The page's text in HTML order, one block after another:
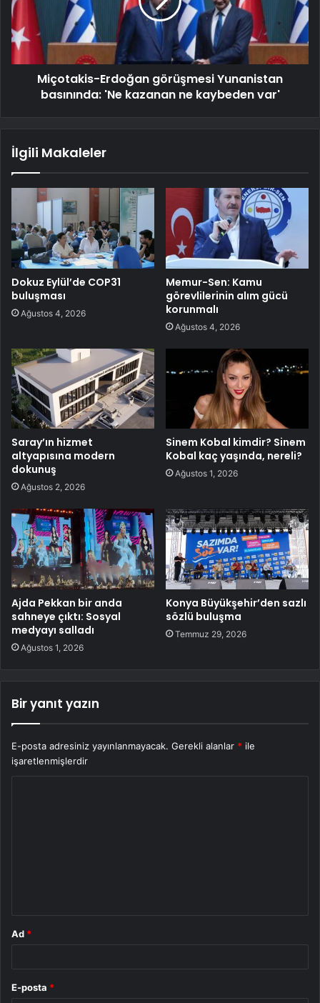
Miçotakis-Erdoğan görüşmesi Yunanistan
basınında: 'Ne kazanan ne kaybeden var'
İlgili Makaleler
Dokuz Eylül’de COP31
buluşması
Ağustos 4, 2026
Memur-Sen: Kamu
görevlilerinin alım gücü
korunmalı
Ağustos 4, 2026
Saray’ın hizmet
altyapısına modern
dokunuş
Ağustos 2, 2026
Sinem Kobal kimdir? Sinem
Kobal kaç yaşında, nereli?
Ağustos 1, 2026
Ajda Pekkan bir anda
sahneye çıktı: Sosyal
medyayı salladı
Ağustos 1, 2026
Konya Büyükşehir’den sazlı
sözlü buluşma
Temmuz 29, 2026
Bir yanıt yazın
E-posta adresiniz yayınlanmayacak. Gerekli alanlar * ile
işaretlenmişlerdir
Ad *
E-posta *